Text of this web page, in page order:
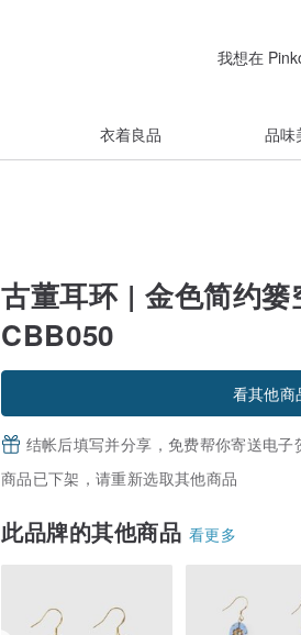
我想在
衣着良品 品味
古董耳环 | 金色简约篓
CBB050
看其他商
结帐后填写并分享，免费帮你寄送电子
商品已下架，请重新选取其他商品
此品牌的其他商品 看更多